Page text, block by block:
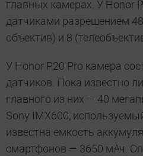
главных камерах. У Honor
датчиками разрешением
объектив) и 8
У Honor P20 Pro камера
датчиков. Пока известно
главного из них — 40
Sony IMX600,
известна емкость
смартфонов — 3650 мАч.